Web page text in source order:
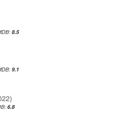
8.5
9.1
6.8